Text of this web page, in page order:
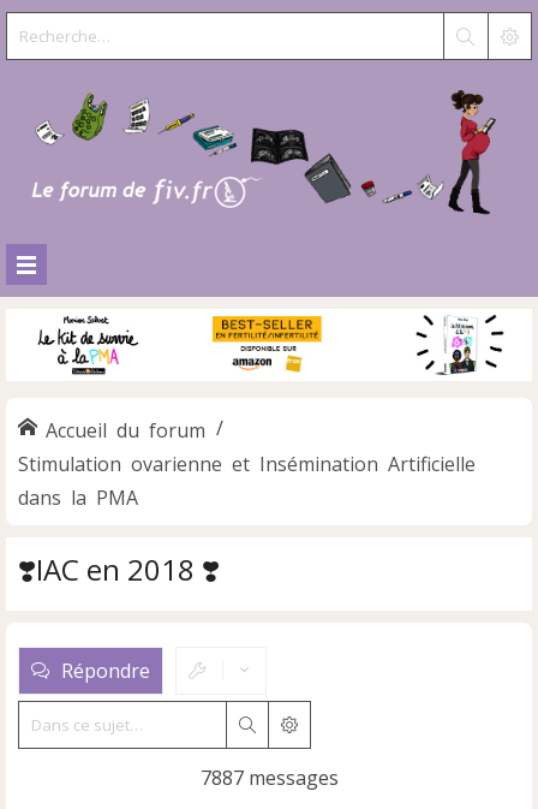
Accueil du forum
Stimulation ovarienne et Insémination Artificielle
dans la PMA
❣️IAC en 2018 ❣️
Répondre
RechercherRecherche avancée
7887 messages